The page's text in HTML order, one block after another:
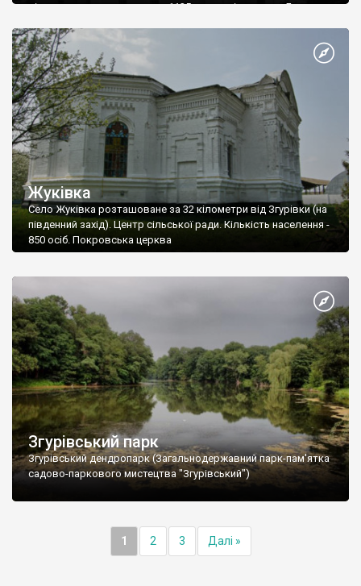
літописна згадка датується 1125 роком під назвою Баруч.
Переяславського князівства. В Баришівці була збудована
Благовіщинська церква, яка вважалась одною з найкращих
церков Лівобережжя.
Жуківка
Село Жуківка розташоване за 32 кілометри від Згурівки (на
південний захід). Центр сільської ради. Кількість населення -
850 осіб. Покровська церква
Згурівський парк
Згурівський дендропарк (Загальнодержавний парк-пам'ятка
садово-паркового мистецтва "Згурівський")
1 2 3 Далі »